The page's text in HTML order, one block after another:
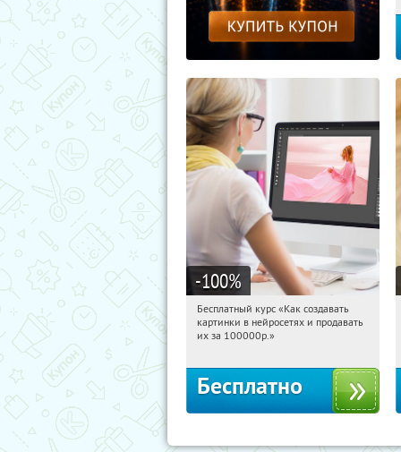
-100%
17:38:08 Получили:
Россия
Бесплатный курс «Как создавать
картинки в нейросетях и продавать
их за 100000р.»
Бесплатно